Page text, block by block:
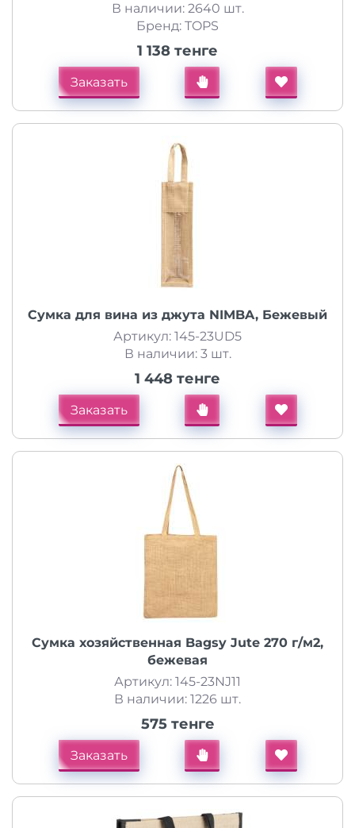
В наличии: 2640 шт.
Бренд: TOPS
1 138 тенге
Заказать
Сумка для вина из джута NIMBA, Бежевый
Артикул: 145-23UD5
В наличии: 3 шт.
1 448 тенге
Заказать
Сумка хозяйственная Bagsy Jute 270 г/м2,
бежевая
Артикул: 145-23NJ11
В наличии: 1226 шт.
575 тенге
Заказать